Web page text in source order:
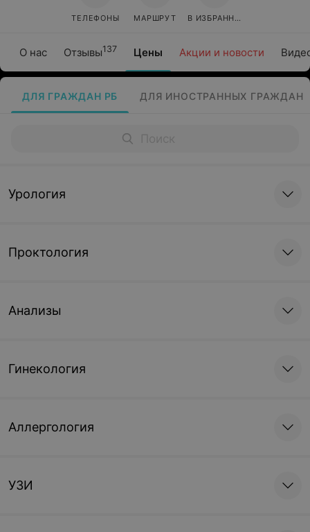
О нас Отзывы137 Цены Акции и новости
ТЕЛЕФОНЫ МАРШРУТ В ИЗБРАННОЕ
ДЛЯ ГРАЖДАН РБ ДЛЯ ИНОСТРАННЫХ ГРАЖДАН
Урология
Проктология
Анализы
Гинекология
Аллергология
УЗИ